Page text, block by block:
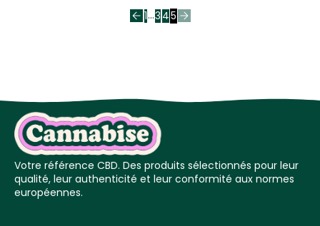
1…3 45
Votre référence CBD. Des produits sélectionnés pour leur
qualité, leur authenticité et leur conformité aux normes
européennes.